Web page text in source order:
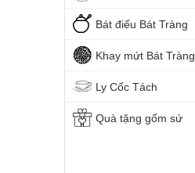
Bát điếu Bát Tràng
Khay mứt Bát Tràng
Ly Cốc Tách
Quà tặng gốm sứ